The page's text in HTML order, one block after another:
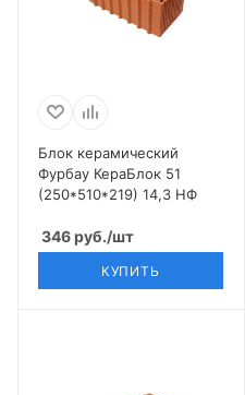
Блок керамический
Фурбау КераБлок 51
(250*510*219) 14,3 НФ
346руб./шт
КУПИТЬ